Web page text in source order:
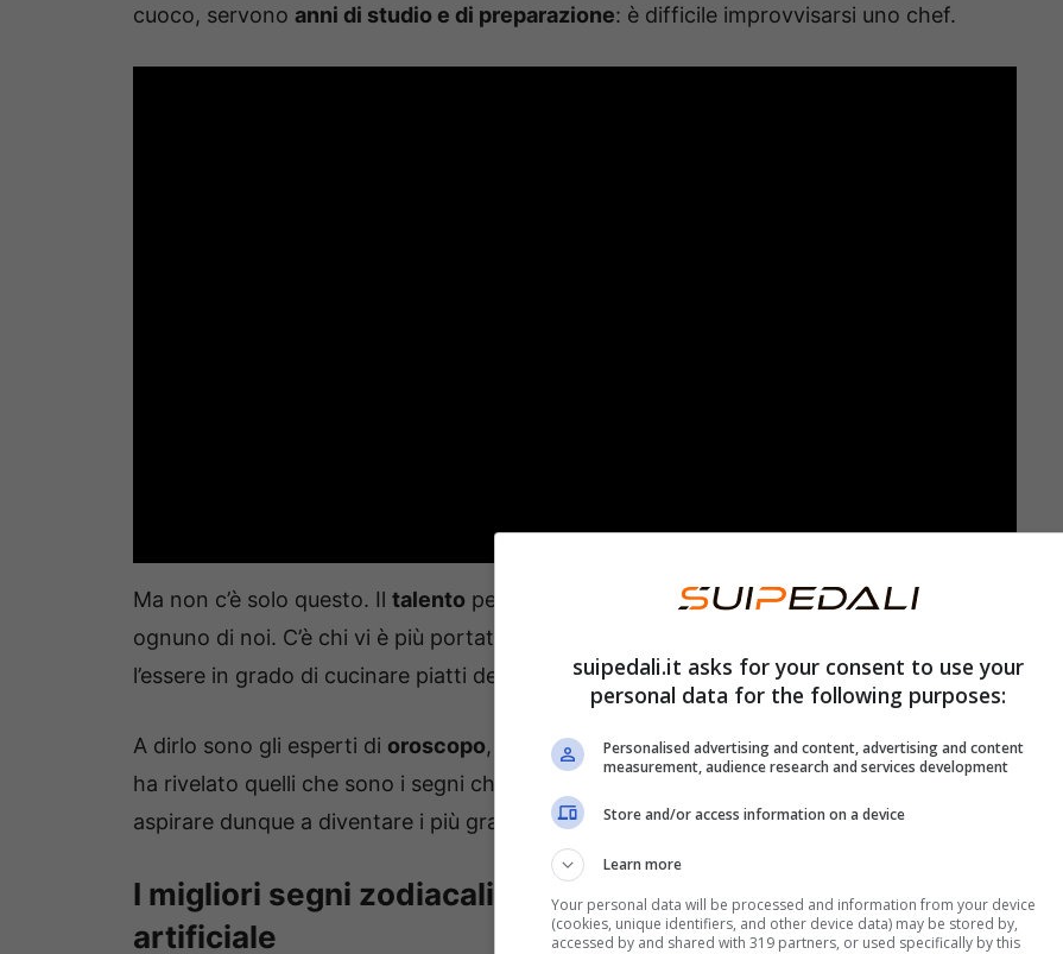
cuoco, servono anni di studio e di preparazione: è difficile improvvisarsi uno chef.
Ma non c’è solo questo. Il talento per la cucina molto spesso corre nel sangue di
ognuno di noi. C’è chi vi è più portato e chi invece, ai fornelli, è proprio negato. A volte,
l’essere in grado di cucinare piatti deliziosi dipende… dallestelle .
A dirlo sono gli esperti di oroscopo, ma non solo. Anchel’intelligenza artificiale, infatti,
ha rivelato quelli che sono i segni che se la cavano meglio in cucina. E che possono
aspirare dunque a diventare i più grandi chef del mondo: ecco quali sono.
I migliori segni zodiacali in cucina secondo l’intelligenza
artificiale
suipedali.it asks for your consent to use your
personal data for the following purposes:
Personalised advertising and content, advertising and content
measurement, audience research and services development
Store and/or access information on a device
Learn more
Your personal data will be processed and information from your device
(cookies, unique identifiers, and other device data) may be stored by,
accessed by and shared with 319 partners, or used specifically by this